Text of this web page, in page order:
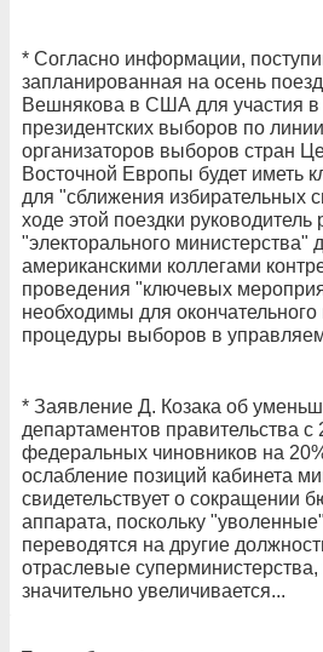
* Согласно информации,
запланированная на осень
Вешнякова в США для участия в
президентских выборов по
организаторов выборов стран
Восточной Европы будет иметь
для "сближения избирательных
ходе этой поездки руководитель
"электорального министерства"
американскими коллегами
проведения "ключевых
необходимы для
процедуры выборов в
* Заявление Д. Козака об
департаментов правительства с
федеральных чиновников на
ослабление позиций кабинета
свидетельствует о сокращении
аппарата, поскольку
переводятся на другие
отраслевые
значительно увеличивается...